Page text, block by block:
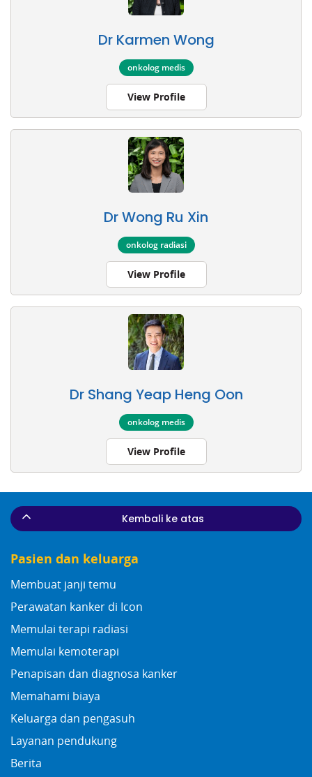
Dr Karmen Wong
onkolog medis
View Profile
Dr Wong Ru Xin
onkolog radiasi
View Profile
Dr Shang Yeap Heng Oon
onkolog medis
View Profile
Pasien dan keluarga
Membuat janji temu
Perawatan kanker di Icon
Memulai terapi radiasi
Memulai kemoterapi
Penapisan dan diagnosa kanker
Memahami biaya
Keluarga dan pengasuh
Layanan pendukung
Berita
Kembali ke atas